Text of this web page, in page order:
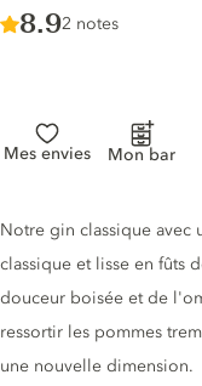
Score :
8.9/ 10
2 notes
Mes envies Mon bar
Description du gin
Notre gin classique
classique et lisse en fûts
douceur boisée et de
ressortir les pommes
une nouvelle dimension.